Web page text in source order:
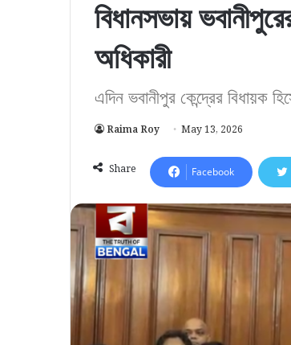
বিধানসভায়
অধিকারী
এদিন ভবানীপুর কেন্দ্রের বিধায়ক
Raima Roy May 13, 2026
Share Facebook